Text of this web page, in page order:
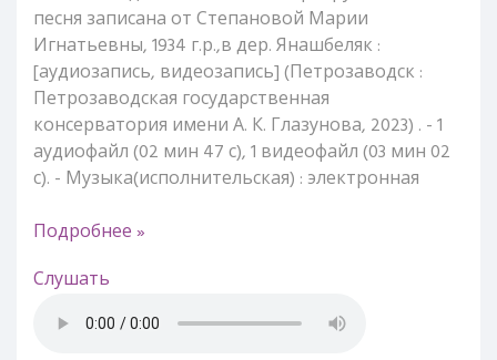
песня записана от Степановой Марии
Игнатьевны, 1934 г.р.,в дер. Янашбеляк :
[аудиозапись, видеозапись] (Петрозаводск :
Петрозаводская государственная
консерватория имени А. К. Глазунова, 2023) . - 1
аудиофайл (02 мин 47 с), 1 видеофайл (03 мин 02
с). - Музыка(исполнительская) : электронная
Подробнее »
Слушать